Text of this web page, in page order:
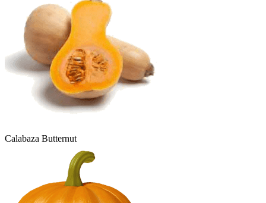
Calabaza Butternut